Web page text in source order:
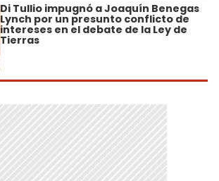
Di Tullio impugnó a Joaquín Benegas
Lynch por un presunto conflicto de
intereses en el debate de la Ley de
Tierras